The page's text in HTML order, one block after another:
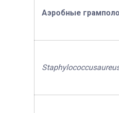
Аэробные
Staphylococcus